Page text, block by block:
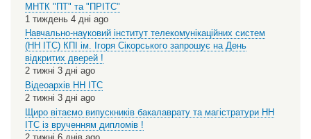
МНТК "ПТ" та "ПРІТС"
1 тиждень 4 дні ago
Навчально-науковий інститут телекомунікаційних систем
(НН ІТС) КПІ ім. Ігоря Сікорського запрошує на День
відкритих дверей !
2 тижні 3 дні ago
Відеоархів НН ІТС
2 тижні 3 дні ago
Щиро вітаємо випускників бакалаврату та магістратури НН
ІТС із врученням дипломів !